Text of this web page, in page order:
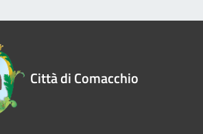
Città di Comacchio